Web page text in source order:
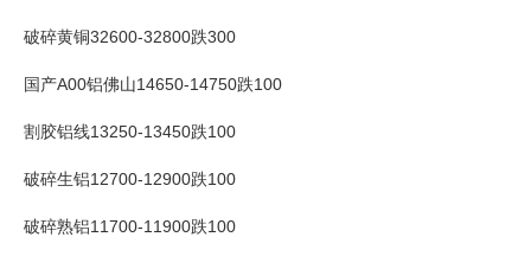
党建工作
企业文化
《资源再生》杂志
行情报价
数字报
破碎黄铜32600-32800跌300
国产A00铝佛山14650-14750跌100
割胶铝线13250-13450跌100
破碎生铝12700-12900跌100
破碎熟铝11700-11900跌100